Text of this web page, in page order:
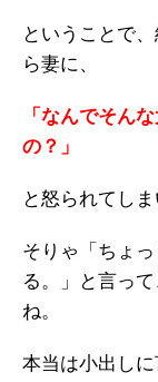
ということで
ら妻に、
「なんでそん
の？」
と怒られてしま
そりゃ「ちょ
る。」と言っ
ね。
本当は小出しに